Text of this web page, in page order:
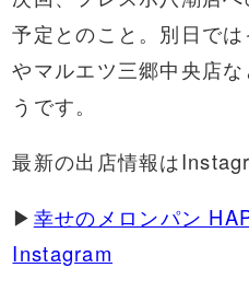
予定とのこと。別日で
やマルエツ三郷中央店
うです。
最新の出店情報は
▶幸せのメロンパン
Instagram